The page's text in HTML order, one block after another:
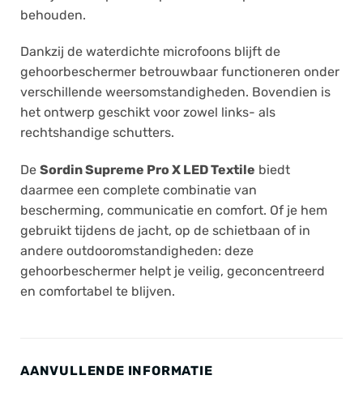
behouden.
Dankzij de waterdichte microfoons blijft de
gehoorbeschermer betrouwbaar functioneren onder
verschillende weersomstandigheden. Bovendien is
het ontwerp geschikt voor zowel links- als
rechtshandige schutters.
De Sordin Supreme Pro X LED Textile biedt
daarmee een complete combinatie van
bescherming, communicatie en comfort. Of je hem
gebruikt tijdens de jacht, op de schietbaan of in
andere outdooromstandigheden: deze
gehoorbeschermer helpt je veilig, geconcentreerd
en comfortabel te blijven.
AANVULLENDE INFORMATIE